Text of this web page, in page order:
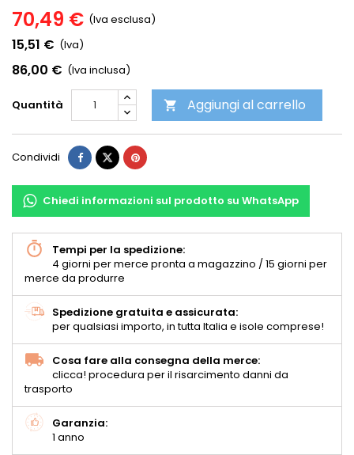
70,49 € (Iva esclusa)
15,51 € (Iva)
86,00 € (Iva inclusa)
Quantità  Aggiungi al carrello
Condividi
Chiedi informazioni sul prodotto su WhatsApp
Tempi per la spedizione:
4 giorni per merce pronta a magazzino / 15 giorni per
merce da produrre
Spedizione gratuita e assicurata:
per qualsiasi importo, in tutta Italia e isole comprese!
Cosa fare alla consegna della merce:
clicca! procedura per il risarcimento danni da
trasporto
Garanzia:
1 anno